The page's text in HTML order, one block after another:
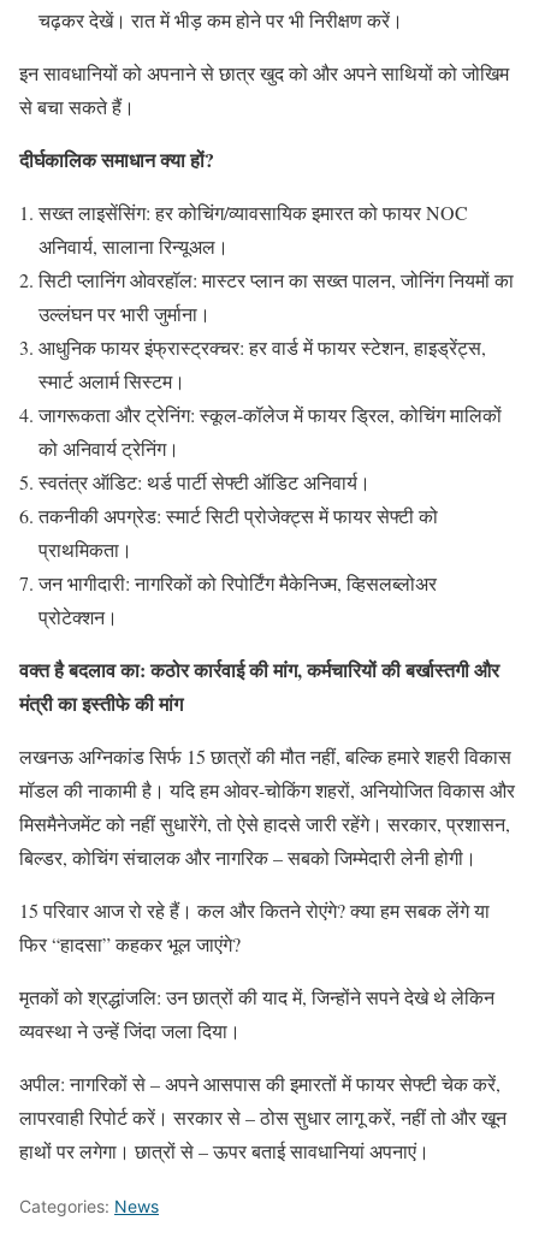
चढ़कर देखें। रात में भीड़ कम होने पर भी निरीक्षण करें।
इन सावधानियों को अपनाने से छात्र खुद को और अपने साथियों को जोखिम
से बचा सकते हैं।
दीर्घकालिक समाधान क्या हों?
सख्त लाइसेंसिंग: हर कोचिंग/व्यावसायिक इमारत को फायर NOC
अनिवार्य, सालाना रिन्यूअल।
सिटी प्लानिंग ओवरहॉल: मास्टर प्लान का सख्त पालन, जोनिंग नियमों का
उल्लंघन पर भारी जुर्माना।
आधुनिक फायर इंफ्रास्ट्रक्चर: हर वार्ड में फायर स्टेशन, हाइड्रेंट्स,
स्मार्ट अलार्म सिस्टम।
जागरूकता और ट्रेनिंग: स्कूल-कॉलेज में फायर ड्रिल, कोचिंग मालिकों
को अनिवार्य ट्रेनिंग।
स्वतंत्र ऑडिट: थर्ड पार्टी सेफ्टी ऑडिट अनिवार्य।
तकनीकी अपग्रेड: स्मार्ट सिटी प्रोजेक्ट्स में फायर सेफ्टी को
प्राथमिकता।
जन भागीदारी: नागरिकों को रिपोर्टिंग मैकेनिज्म, व्हिसलब्लोअर
प्रोटेक्शन।
वक्त है बदलाव का: कठोर कार्रवाई की मांग, कर्मचारियों की बर्खास्तगी और
मंत्री का इस्तीफे की मांग
लखनऊ अग्निकांड सिर्फ 15 छात्रों की मौत नहीं, बल्कि हमारे शहरी विकास
मॉडल की नाकामी है। यदि हम ओवर-चोकिंग शहरों, अनियोजित विकास और
मिसमैनेजमेंट को नहीं सुधारेंगे, तो ऐसे हादसे जारी रहेंगे। सरकार, प्रशासन,
बिल्डर, कोचिंग संचालक और नागरिक – सबको जिम्मेदारी लेनी होगी।
15 परिवार आज रो रहे हैं। कल और कितने रोएंगे? क्या हम सबक लेंगे या
फिर “हादसा” कहकर भूल जाएंगे?
मृतकों को श्रद्धांजलि: उन छात्रों की याद में, जिन्होंने सपने देखे थे लेकिन
व्यवस्था ने उन्हें जिंदा जला दिया।
अपील: नागरिकों से – अपने आसपास की इमारतों में फायर सेफ्टी चेक करें,
लापरवाही रिपोर्ट करें। सरकार से – ठोस सुधार लागू करें, नहीं तो और खून
हाथों पर लगेगा। छात्रों से – ऊपर बताई सावधानियां अपनाएं।
Categories: News